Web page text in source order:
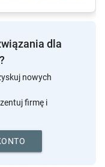
dla
nowych